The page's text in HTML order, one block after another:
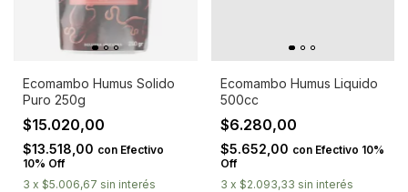
Ecomambo Humus Solido
Puro 250g
$15.020,00
$13.518,00 con Efectivo
10% Off
3 x $5.006,67 sin interés
Ecomambo Humus Liquido
500cc
$6.280,00
$5.652,00 con Efectivo 10%
Off
3 x $2.093,33 sin interés